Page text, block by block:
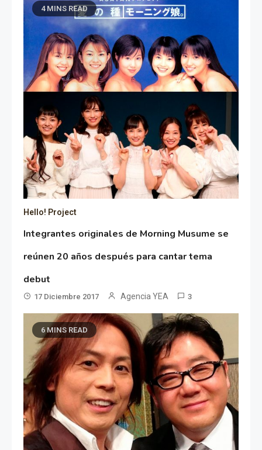
4 MINS READ
Hello! Project
Integrantes originales de Morning Musume se
reúnen 20 años después para cantar tema
debut
17 Diciembre 2017 Agencia YEA 3
6 MINS READ